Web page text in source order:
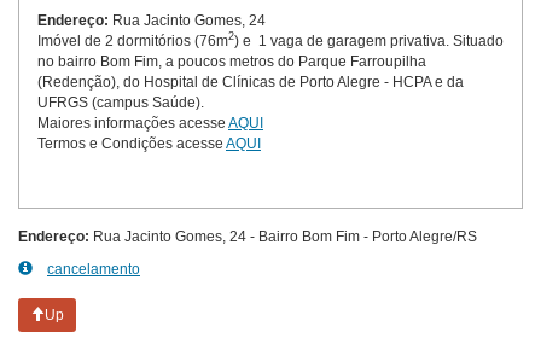
Endereço: Rua Jacinto Gomes, 24
Imóvel de 2 dormitórios (76m2) e 1 vaga de garagem privativa. Situado
no bairro Bom Fim, a poucos metros do Parque Farroupilha
(Redenção), do Hospital de Clínicas de Porto Alegre - HCPA e da
UFRGS (campus Saúde).
Maiores informações acesse AQUI
Termos e Condições acesse AQUI
Endereço: Rua Jacinto Gomes, 24 - Bairro Bom Fim - Porto Alegre/RS
cancelamento
Up